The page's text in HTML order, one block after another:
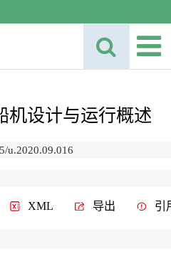
机设计与运行概述
u.2020.09.016
XML 导出 引